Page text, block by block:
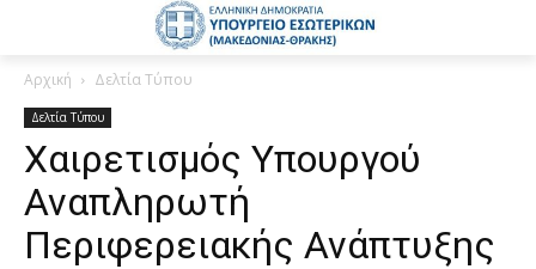
Αρχική Δελτία Τύπου
Δελτία Τύπου
Χαιρετισμός Υπουργού
Αναπληρωτή
Περιφερειακής Ανάπτυξης